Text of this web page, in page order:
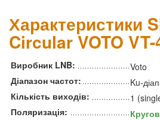
Характеристики
Circular VOTO
Виробник LNB:
Voto
Діапазон частот:
Ku-
Кількість виходів:
1
Поляризація: